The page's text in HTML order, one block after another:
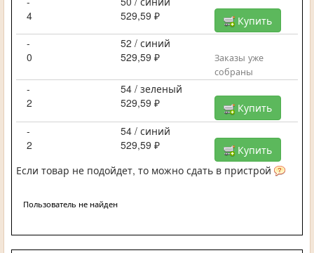
4
529,59 ₽
Купить
-
52 / синий
0
529,59 ₽
Заказы уже
собраны
-
54 / зеленый
2
529,59 ₽
Купить
-
54 / синий
2
529,59 ₽
Купить
Если товар не подойдет, то можно сдать в пристрой
Пользователь не найден